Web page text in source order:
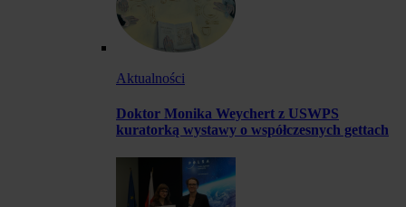
Aktualności
Doktor Monika Weychert z USWPS
kuratorką wystawy o współczesnych gettach